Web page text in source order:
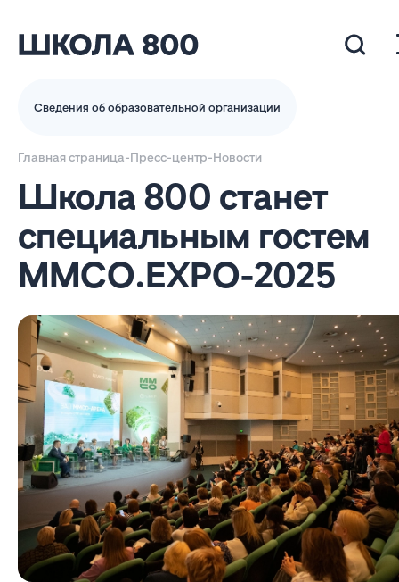
Сведения об образовательной организации
Главная страница-Пресс-центр-Новости
Школа 800 станет
специальным гостем
ММСО.EXPO-2025